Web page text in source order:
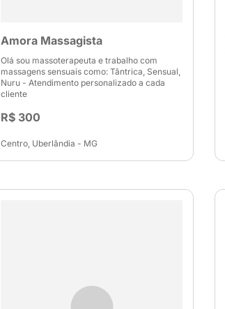
Amora Massagista
Olá sou massoterapeuta e trabalho com
massagens sensuais como: Tântrica, Sensual,
Nuru - Atendimento personalizado a cada
cliente
R$ 300
Centro, Uberlândia - MG